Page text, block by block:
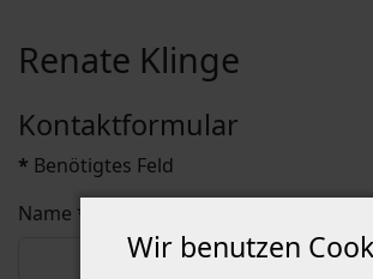
Renate Klinge
Kontaktformular
* Benötigtes Feld
Name *
Wir benutzen